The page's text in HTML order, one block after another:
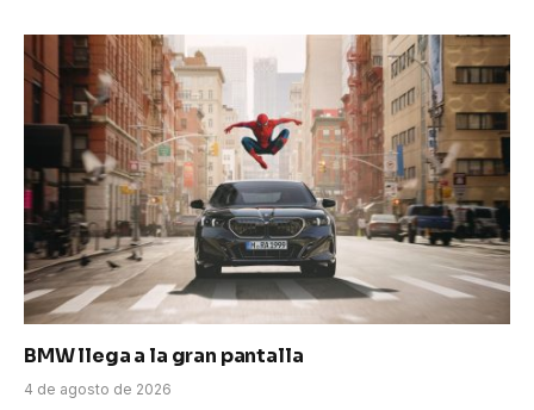
BMW llega a la gran pantalla
4 de agosto de 2026